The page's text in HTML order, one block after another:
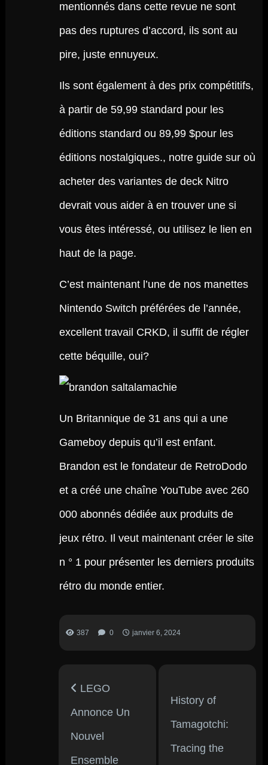
mentionnés dans cette revue ne sont
pas des ruptures d’accord, ils sont au
pire, juste ennuyeux.
Ils sont également à des prix compétitifs,
à partir de 59,99 standard pour les
éditions standard ou 89,99 $pour les
éditions nostalgiques., notre guide sur où
acheter des variantes de deck Nitro
devrait vous aider à en trouver une si
vous êtes intéressé, ou utilisez le lien en
haut de la page.
C’est maintenant l’une de nos manettes
Nintendo Switch préférées de l’année,
excellent travail CRKD, il suffit de régler
cette béquille, oui?
Un Britannique de 31 ans qui a une
Gameboy depuis qu’il est enfant.
Brandon est le fondateur de RetroDodo
et a créé une chaîne YouTube avec 260
000 abonnés dédiée aux produits de
jeux rétro. Il veut maintenant créer le site
n ° 1 pour présenter les derniers produits
rétro du monde entier.
387 0 janvier 6, 2024
LEGO
Annonce Un
Nouvel
Ensemble
History of
Tamagotchi:
Tracing the